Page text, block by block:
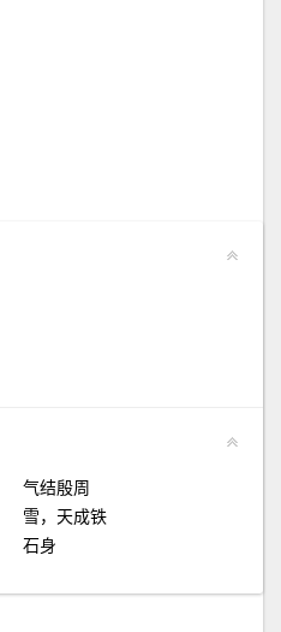
气结殷周
雪，天成铁
石身